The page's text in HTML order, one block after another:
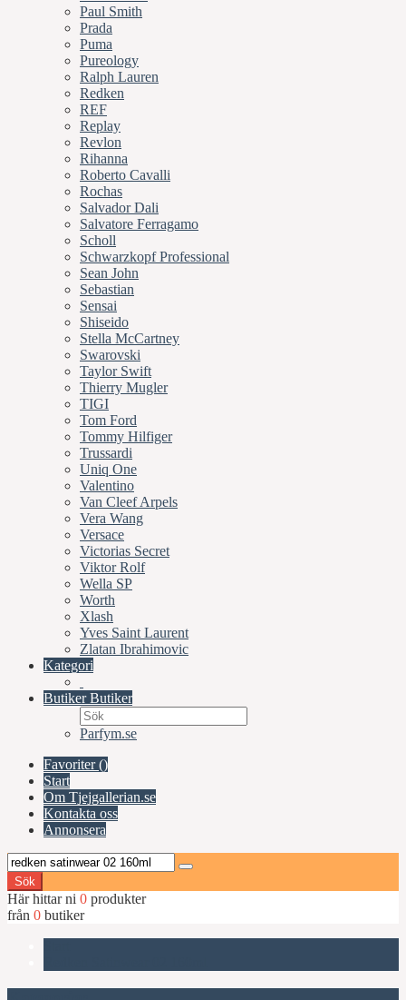
Paul Smith
Prada
Puma
Pureology
Ralph Lauren
Redken
REF
Replay
Revlon
Rihanna
Roberto Cavalli
Rochas
Salvador Dali
Salvatore Ferragamo
Scholl
Schwarzkopf Professional
Sean John
Sebastian
Sensai
Shiseido
Stella McCartney
Swarovski
Taylor Swift
Thierry Mugler
TIGI
Tom Ford
Tommy Hilfiger
Trussardi
Uniq One
Valentino
Van Cleef Arpels
Vera Wang
Versace
Victorias Secret
Viktor Rolf
Wella SP
Worth
Xlash
Yves Saint Laurent
Zlatan Ibrahimovic
Kategori
ButikerButiker
Parfym.se
Favoriter ()
Start
Om Tjejgallerian.se
Kontakta oss
Annonsera
Sök
Här hittar ni 0 produkter
från 0 butiker